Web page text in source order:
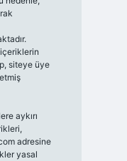
siteye üye
aykırı
adresine
yasal